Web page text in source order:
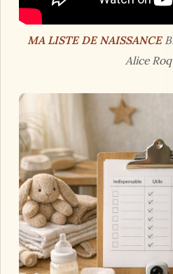
MA LISTE DE NAISSANCE
Alice